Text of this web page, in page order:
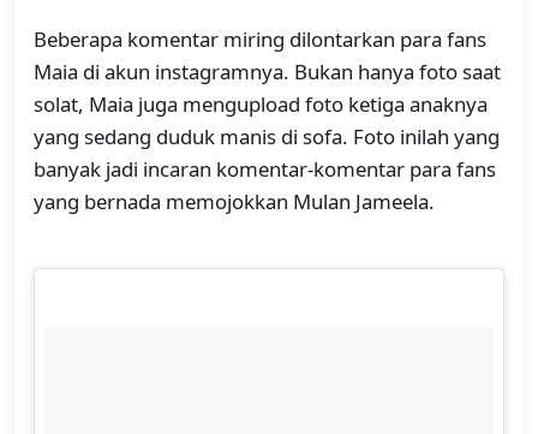
Beberapa komentar miring dilontarkan para fans
Maia di akun instagramnya. Bukan hanya foto saat
solat, Maia juga mengupload foto ketiga anaknya
yang sedang duduk manis di sofa. Foto inilah yang
banyak jadi incaran komentar-komentar para fans
yang bernada memojokkan Mulan Jameela.